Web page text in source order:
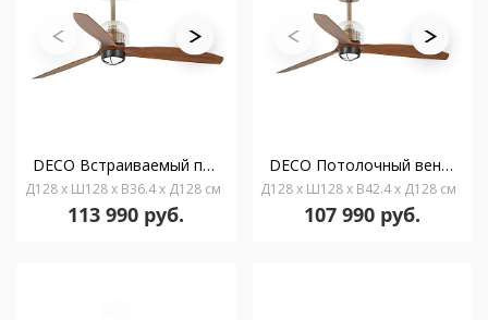
DECO Встраиваемый потолочный вентилятор Ш1280 состаренное золото 3P орех 3000K 0-10V
Д128 x Ш128 x В36.4 x Д128 см
113 990 руб.
DECO Потолочный вентилятор Ш1280 состаренное золото 3P орех 3000K WCTLW
Д128 x Ш128 x В42.4 x Д128 см
107 990 руб.